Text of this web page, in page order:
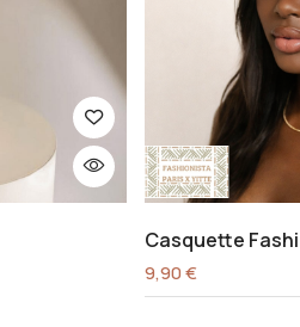
Casquette
9,90€